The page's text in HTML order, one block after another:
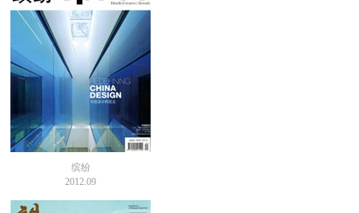
缤纷
2012.09